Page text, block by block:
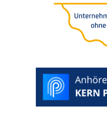
den­ti­al.
START